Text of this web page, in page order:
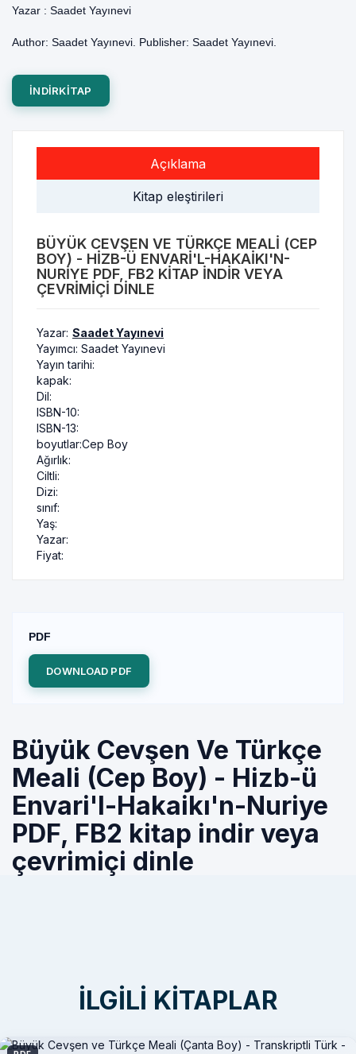
Yazar : Saadet Yayınevi
Author: Saadet Yayınevi. Publisher: Saadet Yayınevi.
INDIRKITAP
Açıklama
Kitap eleştirileri
BÜYÜK CEVŞEN VE TÜRKÇE MEALI (CEP
BOY) - HIZB-Ü ENVARI'L-HAKAIKI'N-
NURIYE PDF, FB2 KITAP INDIR VEYA
ÇEVRIMIÇI DINLE
Yazar: Saadet Yayınevi
Yayımcı: Saadet Yayınevi
Yayın tarihi:
kapak:
Dil:
ISBN-10:
ISBN-13:
boyutlar:Cep Boy
Ağırlık:
Ciltli:
Dizi:
sınıf:
Yaş:
Yazar:
Fiyat:
PDF
DOWNLOAD PDF
Büyük Cevşen Ve Türkçe
Meali (Cep Boy) - Hizb-ü
Envari'l-Hakaikı'n-Nuriye
PDF, FB2 kitap indir veya
çevrimiçi dinle
İLGILI KITAPLAR